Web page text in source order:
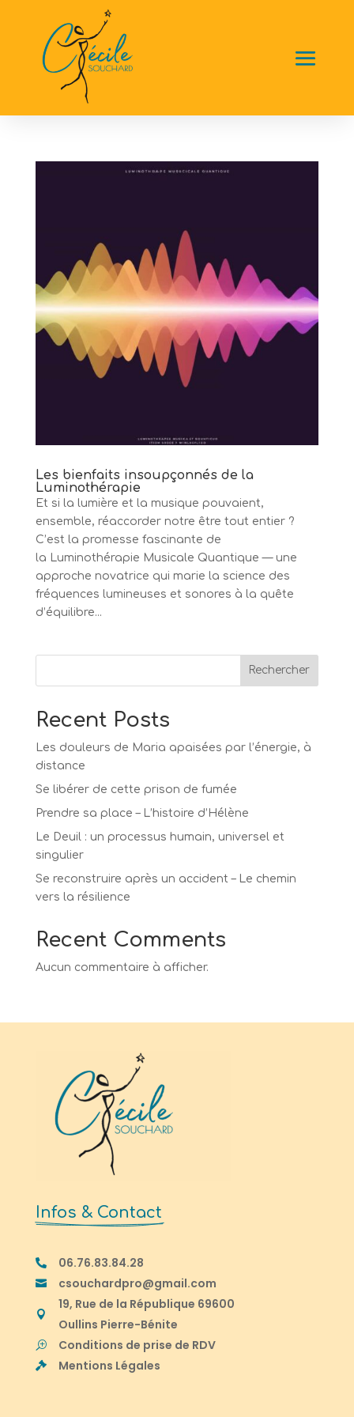
Les bienfaits insoupçonnés de la
Luminothérapie
Et si la lumière et la musique pouvaient,
ensemble, réaccorder notre être tout entier ?
C’est la promesse fascinante de
la Luminothérapie Musicale Quantique — une
approche novatrice qui marie la science des
fréquences lumineuses et sonores à la quête
d’équilibre...
Rechercher
Recent Posts
Les douleurs de Maria apaisées par l’énergie, à
distance
Se libérer de cette prison de fumée
Prendre sa place – L’histoire d’Hélène
Le Deuil : un processus humain, universel et
singulier
Se reconstruire après un accident – Le chemin
vers la résilience
Recent Comments
Aucun commentaire à afficher.
Infos & Contact
 06.76.83.84.28
 csouchardpro@gmail.com

19, Rue de la République 69600
Oullins Pierre-Bénite
T Conditions de prise de RDV
 Mentions Légales